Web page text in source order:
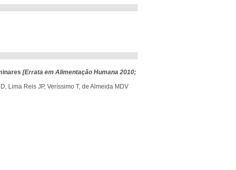
[Errata em Alimentação Humana 2010;
Lima Reis JP, Veríssimo T, de Almeida MDV